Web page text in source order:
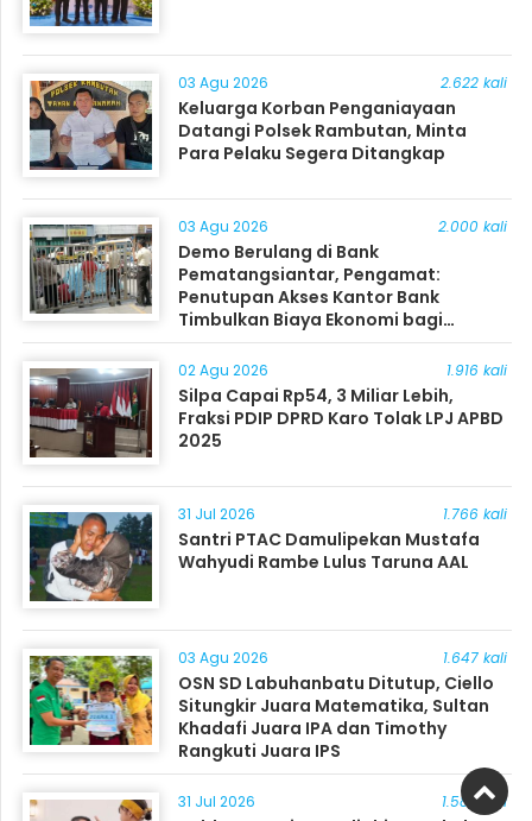
03 Agu 2026 2.622 kali
Keluarga Korban Penganiayaan
Datangi Polsek Rambutan, Minta
Para Pelaku Segera Ditangkap
03 Agu 2026 2.000 kali
Demo Berulang di Bank
Pematangsiantar, Pengamat:
Penutupan Akses Kantor Bank
Timbulkan Biaya Ekonomi bagi
Masyarakat
02 Agu 2026 1.916 kali
Silpa Capai Rp54, 3 Miliar Lebih,
Fraksi PDIP DPRD Karo Tolak LPJ APBD
2025
31 Jul 2026 1.766 kali
Santri PTAC Damulipekan Mustafa
Wahyudi Rambe Lulus Taruna AAL
03 Agu 2026 1.647 kali
OSN SD Labuhanbatu Ditutup, Ciello
Situngkir Juara Matematika, Sultan
Khadafi Juara IPA dan Timothy
Rangkuti Juara IPS
31 Jul 2026 1.585 kali